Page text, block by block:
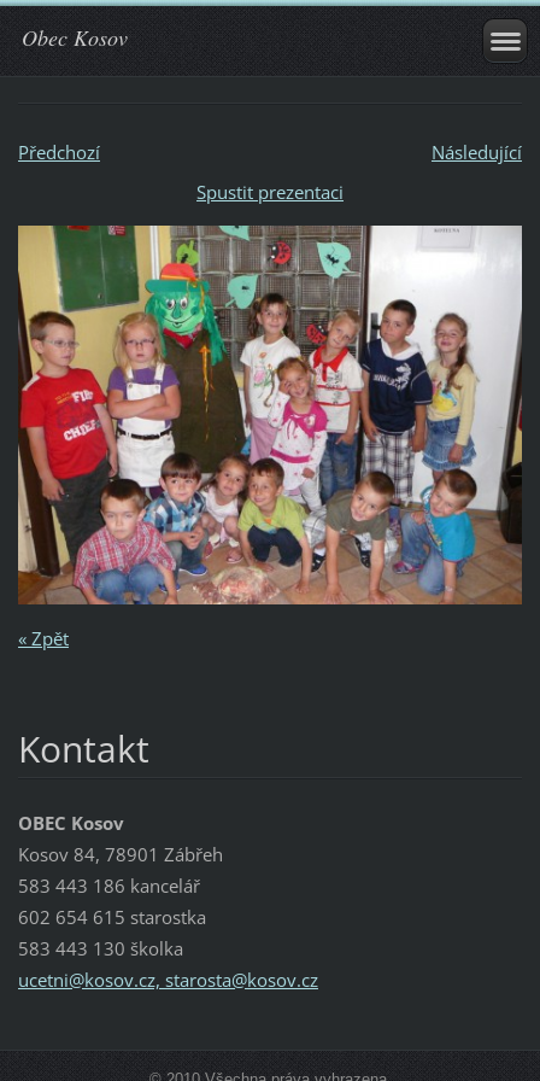
Obec Kosov
Předchozí
Následující
Spustit prezentaci
« Zpět
Kontakt
OBEC Kosov
Kosov 84, 78901 Zábřeh
583 443 186 kancelář
602 654 615 starostka
583 443 130 školka
ucetni@kosov.cz, starosta@kosov.cz